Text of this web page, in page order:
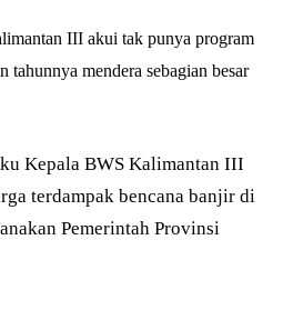
III akui tak punya program
tahunnya mendera sebagian besar
Kepala BWS Kalimantan III
terdampak bencana banjir di
Pemerintah Provinsi